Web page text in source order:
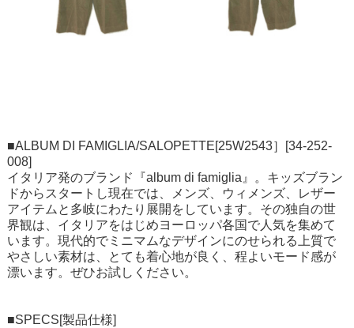
■ALBUM DI FAMIGLIA/SALOPETTE[25W2543］[34-252-
008]
イタリア発のブランド『album di famiglia』。キッズブラン
ドからスタートし現在では、メンズ、ウィメンズ、レザー
アイテムと多岐にわたり展開をしています。その独自の世
界観は、イタリアをはじめヨーロッパ各国で人気を集めて
います。現代的でミニマムなデザインにのせられる上質で
やさしい素材は、とても着心地が良く、程よいモード感が
漂います。ぜひお試しください。
■SPECS[製品仕様]